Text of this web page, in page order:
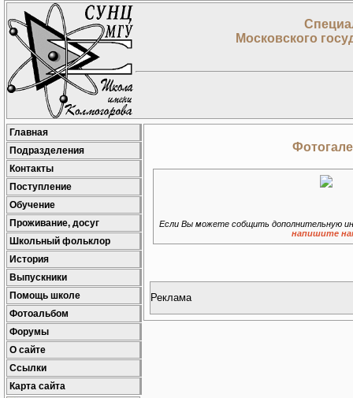
Московского
Главная
Подразделения
Контакты
Поступление
Обучение
Проживание, досуг
Школьный фольклор
История
Выпускники
Помощь школе
Фотоальбом
Форумы
О сайте
Ссылки
Карта сайта
Если Вы можете собщить дополнительную
напишите
Реклама